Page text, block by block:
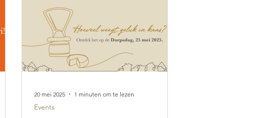
20 mei 2025 1 minuten om te lezen
Events